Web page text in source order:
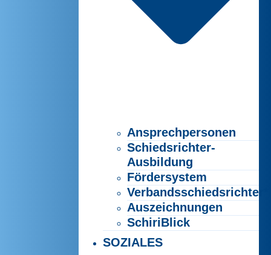
Ansprechpersonen
Schiedsrichter-
Ausbildung
Fördersystem
Auszeichnungen
SchiriBlick
SOZIALES